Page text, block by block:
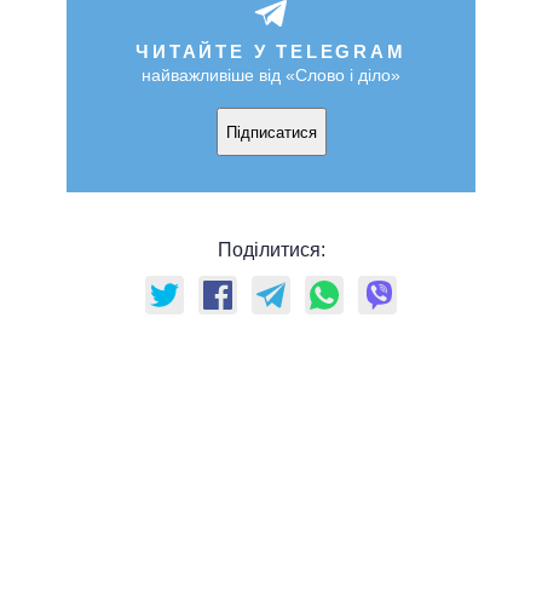
ЧИТАЙТЕ У TELEGRAM
найважливіше від «Слово і діло»
Підписатися
Поділитися: